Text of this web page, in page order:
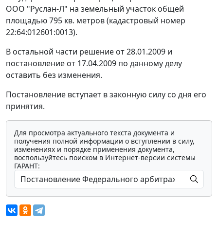
ООО "Руслан-Л" на земельный участок общей
площадью 795 кв. метров (кадастровый номер
22:64:012601:0013).
В остальной части решение от 28.01.2009 и
постановление от 17.04.2009 по данному делу
оставить без изменения.
Постановление вступает в законную силу со дня его
принятия.
Для просмотра актуального текста документа и
получения полной информации о вступлении в силу,
изменениях и порядке применения документа,
воспользуйтесь поиском в Интернет-версии системы
ГАРАНТ: